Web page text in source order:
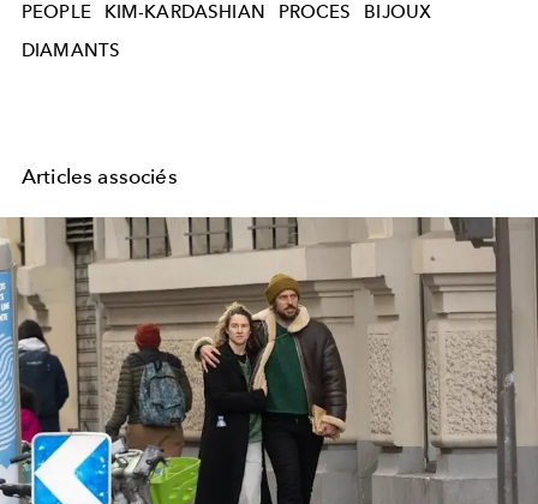
PEOPLE KIM-KARDASHIAN PROCES
BIJOUX
DIAMANTS
Articles associés